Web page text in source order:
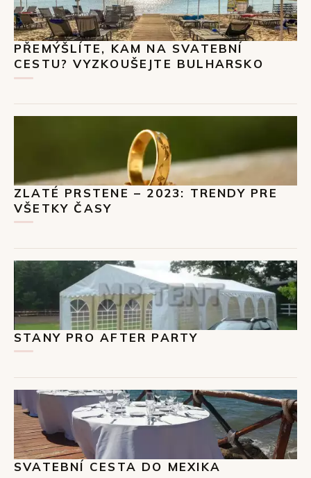
PŘEMÝŠLÍTE, KAM NA SVATEBNÍ
CESTU? VYZKOUŠEJTE BULHARSKO
ZLATÉ PRSTENE – 2023: TRENDY PRE
VŠETKY ČASY
STANY PRO AFTER PARTY
SVATEBNÍ CESTA DO MEXIKA